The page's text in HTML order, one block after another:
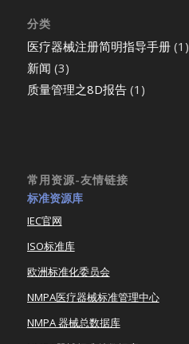
分类
医疗器械注册简明指导手册(1)
新闻 (3)
质量管理之8D报告(1)
常用资源-友情链接
标准资源库
IEC官网
ISO标准库
欧洲标准化委员会
NMPA医疗器械标准管理中心
NMPA 器械总数据库